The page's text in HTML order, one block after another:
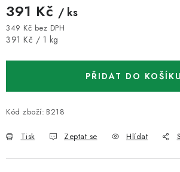
391 Kč / ks
349 Kč bez DPH
Měrná cena:
391 Kč / 1 kg
PŘIDAT DO KOŠÍKU
Kód zboží: B218
Tisk Zeptat se Hlídat